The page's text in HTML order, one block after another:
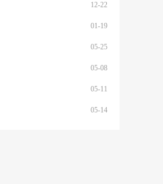
12-22
01-19
05-25
05-08
05-11
05-14